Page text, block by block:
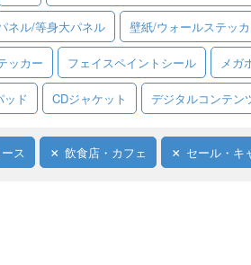
ネル/等身大パネル 壁紙/ウォールステッ
ッカー フェイスペイントシール メガ
ッド CDジャケット デジタルコンテン
ス 飲食店・カフェ セール・キ